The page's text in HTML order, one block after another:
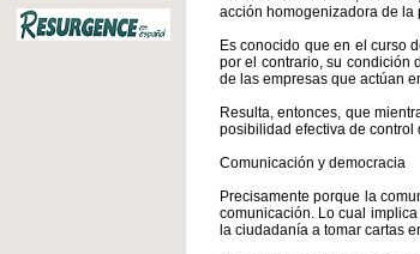
acción homogenizadora de la
Es conocido que en el curso
por el contrario, su condición
de las empresas que actúan
Resulta, entonces, que
posibilidad efectiva de control
Comunicación y democracia
Precisamente porque la
comunicación. Lo cual
la ciudadanía a tomar cartas